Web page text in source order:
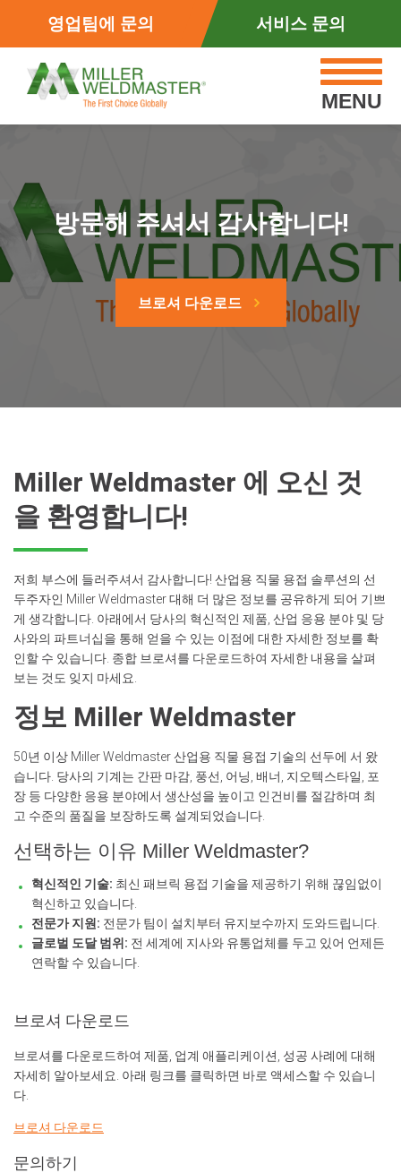
영업팀에 문의 서비스 문의
MENU
방문해 주셔서 감사합니다!
브로셔 다운로드
Miller Weldmaster 에 오신 것
을 환영합니다!
저희 부스에 들러주셔서 감사합니다! 산업용 직물 용접 솔루션의 선
두주자인 Miller Weldmaster 대해 더 많은 정보를 공유하게 되어 기쁘
게 생각합니다. 아래에서 당사의 혁신적인 제품, 산업 응용 분야 및 당
사와의 파트너십을 통해 얻을 수 있는 이점에 대한 자세한 정보를 확
인할 수 있습니다. 종합 브로셔를 다운로드하여 자세한 내용을 살펴
보는 것도 잊지 마세요.
정보 Miller Weldmaster
50년 이상 Miller Weldmaster 산업용 직물 용접 기술의 선두에 서 왔
습니다. 당사의 기계는 간판 마감, 풍선, 어닝, 배너, 지오텍스타일, 포
장 등 다양한 응용 분야에서 생산성을 높이고 인건비를 절감하며 최
고 수준의 품질을 보장하도록 설계되었습니다.
선택하는 이유 Miller Weldmaster?
혁신적인 기술: 최신 패브릭 용접 기술을 제공하기 위해 끊임없이
혁신하고 있습니다.
전문가 지원: 전문가 팀이 설치부터 유지보수까지 도와드립니다.
글로벌 도달 범위: 전 세계에 지사와 유통업체를 두고 있어 언제든
연락할 수 있습니다.
브로셔 다운로드
브로셔를 다운로드하여 제품, 업계 애플리케이션, 성공 사례에 대해
자세히 알아보세요. 아래 링크를 클릭하면 바로 액세스할 수 있습니
다.
브로셔 다운로드
문의하기